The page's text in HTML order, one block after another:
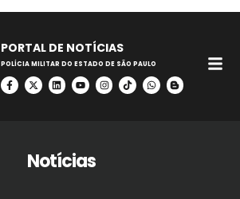
PORTAL DE NOTÍCIAS
POLÍCIA MILITAR DO ESTADO DE SÃO PAULO
Notícias